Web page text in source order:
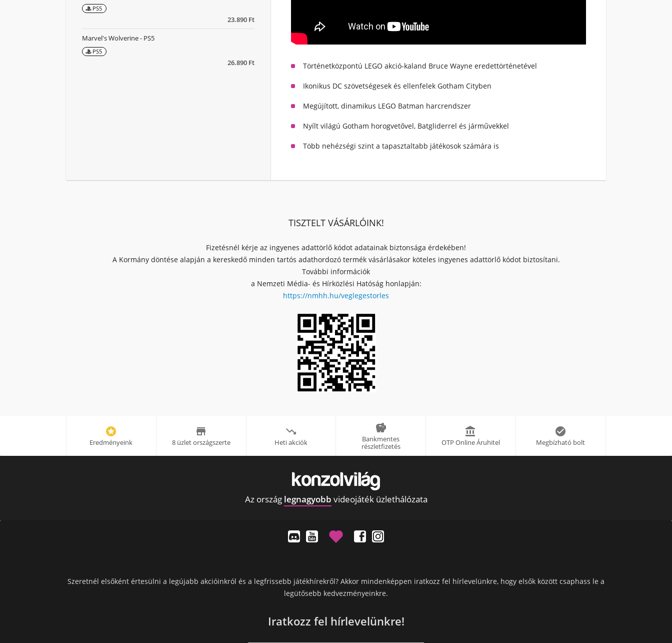
Történetközpontú LEGO akció-kaland Bruce Wayne eredettörténetével
Ikonikus DC szövetségesek és ellenfelek Gotham Cityben
Megújított, dinamikus LEGO Batman harcrendszer
Nyílt világú Gotham horogvetővel, Batgliderrel és járművekkel
Több nehézségi szint a tapasztaltabb játékosok számára is
23.890 Ft
PS5
26.890 Ft
Marvel's Wolverine - PS5
PS5
TISZTELT VÁSÁRLÓINK!
Fizetésnél kérje az ingyenes adattörlő kódot adatainak biztonsága érdekében!
A Kormány döntése alapján a kereskedő minden tartós adathordozó termék vásárlásakor köteles ingyenes adattörlő kódot biztosítani.
További információk
a Nemzeti Média- és Hírközlési Hatóság honlapján:
https://nmhh.hu/veglegestorles

Eredményeink

8 üzlet országszerte

Heti akciók

Bankmentes
részletfizetés

OTP Online Áruhitel

Megbízható bolt
Az ország legnagyobb videojáték üzlethálózata
Szeretnél elsőként értesülni a legújabb akcióinkról és a legfrissebb játékhírekről? Akkor mindenképpen iratkozz fel hírlevelünkre, hogy elsők között csaphass le a
legütősebb kedvezményeinkre.
Iratkozz fel hírlevelünkre!